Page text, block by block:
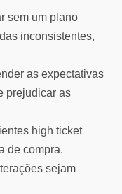
sem um plano
inconsistentes,
as expectativas
prejudicar as
high ticket
de compra.
sejam